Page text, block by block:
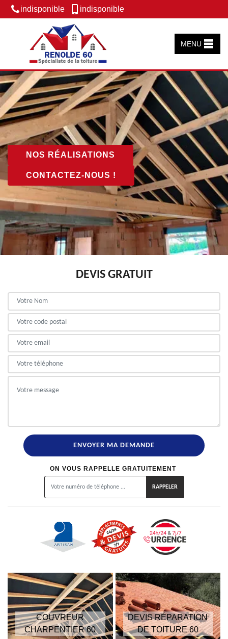
indisponible indisponible
MENU
NOS RÉALISATIONS
CONTACTEZ-NOUS !
DEVIS GRATUIT
ON VOUS RAPPELLE GRATUITEMENT
COUVREUR
CHARPENTIER 60
DEVIS RÉPARATION
DE TOITURE 60